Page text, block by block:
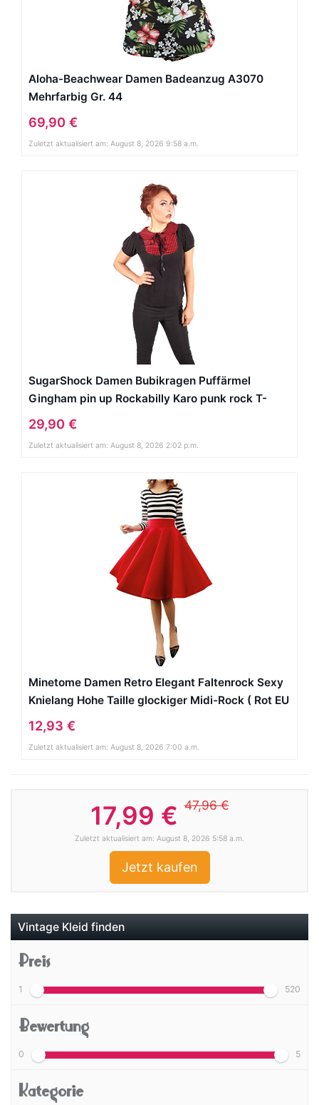
Aloha-Beachwear Damen Badeanzug A3070
Mehrfarbig Gr. 44
69,90 €
Zuletzt aktualisiert am: August 8, 2026 9:58 a.m.
SugarShock Damen Bubikragen Puffärmel
Gingham pin up Rockabilly Karo punk rock T-
Shirt XL
29,90 €
Zuletzt aktualisiert am: August 8, 2026 2:02 p.m.
Minetome Damen Retro Elegant Faltenrock Sexy
Knielang Hohe Taille glockiger Midi-Rock ( Rot EU
M )
12,93 €
Zuletzt aktualisiert am: August 8, 2026 7:00 a.m.
17,99 €47,96 €
Zuletzt aktualisiert am: August 8, 2026 5:58 a.m.
Jetzt kaufen
Vintage Kleid finden
Preis
1 520
Bewertung
0 5
Kategorie